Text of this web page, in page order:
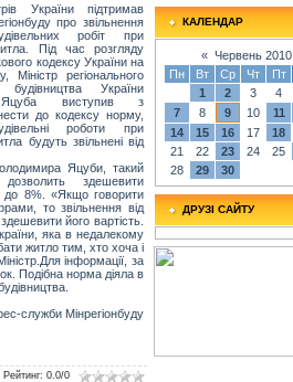
України підтримав
про звільнення
робіт при
Під час розгляду
кодексу України на
Міністр регіонального
України
виступив з
до кодексу норму,
роботи при
будуть звільнені від
Яцуби, такий
здешевити
до 8%. «Якщо говорити
то звільнення від
його вартість.
яка в недалекому
житло тим, хто хоча і
інформації, за
Подібна норма діяла в
служби Мінрегіонбуду
Рейтинг: 0.0/0
КАЛЕНДАР
« Червень 2010
Пн
Вт Ср Чт Пт
1
2 3 4
7
8 9 10 11
14
15 16 17 18
21
22 23 24 25
28
29 30
ДРУЗІ САЙТУ